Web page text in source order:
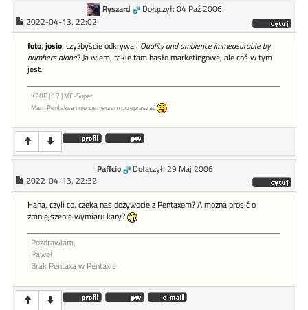
Ryszard
Dołączył: 04 Paź 2006
2022-04-13, 22:02
foto, josio, czyżbyście odkrywali Quality and ambience immeasurable by
numbers alone? Ja wiem, takie tam hasło marketingowe, ale coś w tym
jest.
K20D | 17 | ME-Super
Mam Pentaksa i nie zamierzam przepraszać
Paffcio
Dołączył: 29 Maj 2006
2022-04-13, 22:32
Haha, czyli co, czeka nas dożywocie z Pentaxem? A można prosić o
zmniejszenie wymiaru kary?
Pozdrawiam,
Paweł
Brak Pentaxa w Pentaxie